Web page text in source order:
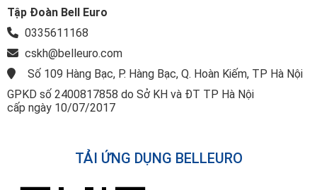
Tập Đoàn Bell Euro
0335611168
cskh@belleuro.com
Số 109 Hàng Bạc, P. Hàng Bạc, Q. Hoàn Kiếm, TP Hà Nội
GPKD số 2400817858 do Sở KH và ĐT TP Hà Nội
cấp ngày 10/07/2017
TẢI ỨNG DỤNG BELLEURO